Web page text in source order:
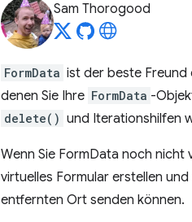
Sam Thorogood
FormData ist der beste Freund
denen Sie Ihre FormData -
delete() und Iterationshilfen
Wenn Sie FormData noch nicht
virtuelles Formular erstellen und
entfernten Ort senden können.